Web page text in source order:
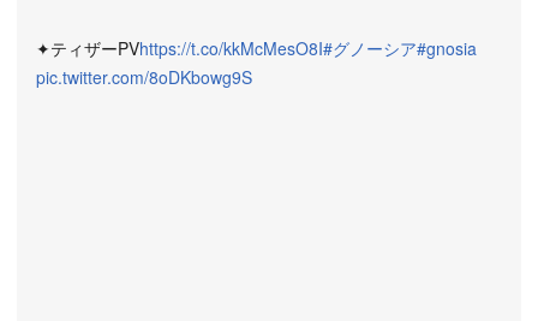
✦ティザーPVhttps://t.co/kkMcMesO8I#グノーシア#gnosia
pic.twitter.com/8oDKbowg9S